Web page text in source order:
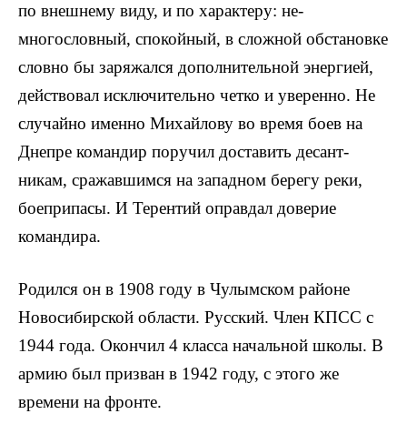
по внешнему виду, и по характеру: не­
многословный, спокойный, в слож­ной обстановке
словно бы заряжал­ся дополнительной энергией,
дей­ствовал исключительно четко и уве­ренно. Не
случайно именно Михай­лову во время боев на
Днепре ко­мандир поручил доставить десант­
никам, сражавшимся на западном берегу реки,
боеприпасы. И Терен­тий оправдал доверие
командира.
Родился он в 1908 году в Чулым­ском районе
Новосибирской обла­сти. Русский. Член КПСС с
1944 года. Окончил 4 класса началь­ной школы. В
армию был призван в 1942 году, с этого же
времени на фронте.